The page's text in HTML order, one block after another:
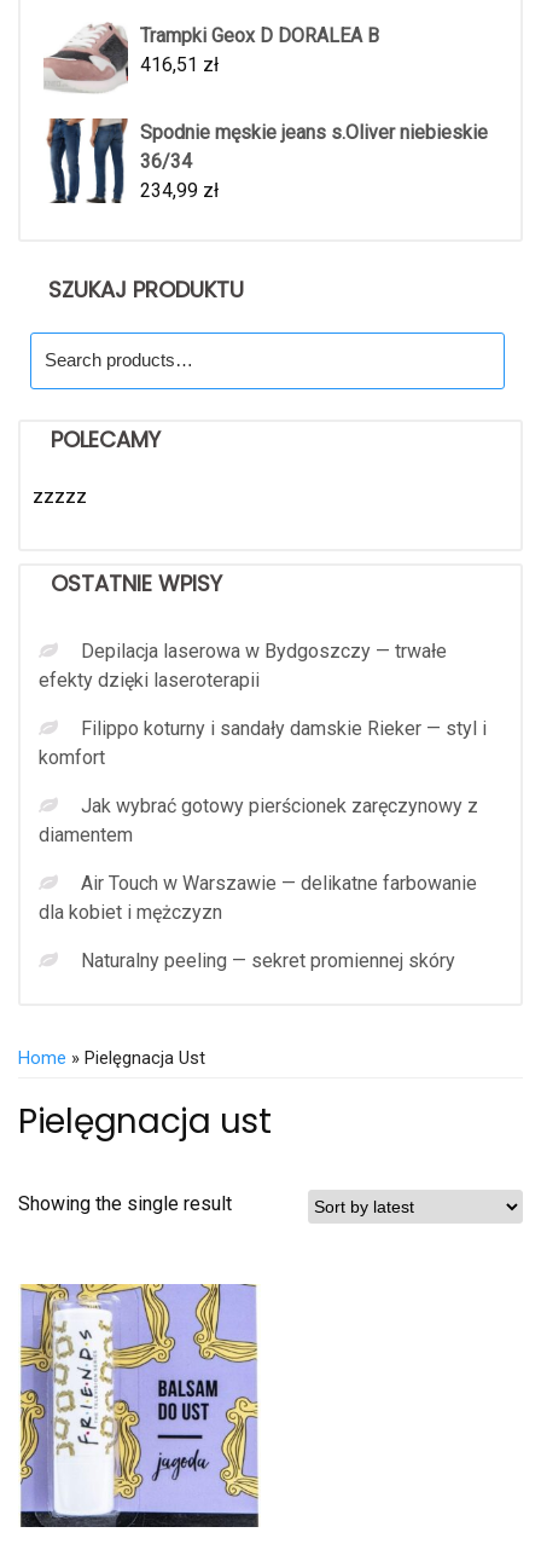
Trampki Geox D DORALEA B
416,51 zł
Spodnie męskie jeans s.Oliver niebieskie
36/34
234,99 zł
SZUKAJ PRODUKTU
for:
POLECAMY
zzzzz
OSTATNIE WPISY
Depilacja laserowa w Bydgoszczy — trwałe
efekty dzięki laseroterapii
Filippo koturny i sandały damskie Rieker — styl i
komfort
Jak wybrać gotowy pierścionek zaręczynowy z
diamentem
Air Touch w Warszawie — delikatne farbowanie
dla kobiet i mężczyzn
Naturalny peeling — sekret promiennej skóry
Home » Pielęgnacja Ust
Pielęgnacja ust
Showing the single result